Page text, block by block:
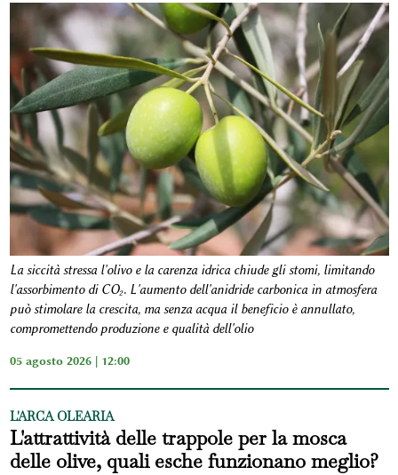
La siccità stressa l'olivo e la carenza idrica chiude gli stomi, limitando
l'assorbimento di CO₂. L'aumento dell'anidride carbonica in atmosfera
può stimolare la crescita, ma senza acqua il beneficio è annullato,
compromettendo produzione e qualità dell'olio
05 agosto 2026 | 12:00
L'ARCA OLEARIA
L'attrattività delle trappole per la mosca
delle olive, quali esche funzionano meglio?